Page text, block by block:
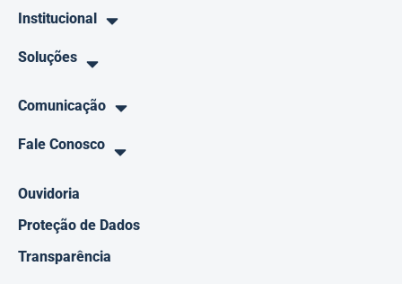
Institucional
Soluções
Comunicação
Fale Conosco
Ouvidoria
Proteção de Dados
Transparência